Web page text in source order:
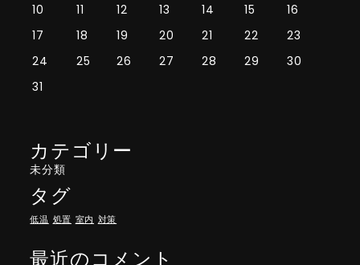
10
11 12 13 14 15
16
17
18 19 20 21 22
23
24
25 26 27 28 29
30
31
カテゴリー
未分類
タグ
低温 処置 室内 対策
最近のコメント